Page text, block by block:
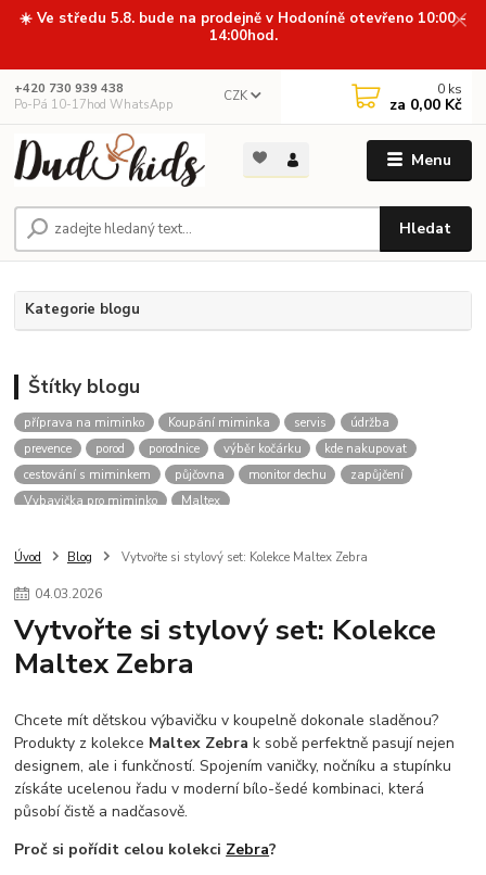
☀️ Ve středu 5.8. bude na prodejně v Hodoníně otevřeno 10:00 -
14:00hod.
Menu
CZK
Hledat
+420 730 939 438
Po-Pá 10-17hod WhatsApp
0 ks
za 0,00 Kč
Kategorie blogu
Štítky blogu
příprava na miminko Koupání miminka servis
údržba
prevence
porod porodnice výběr kočárku
kde nakupovat
cestování s miminkem
půjčovna monitor dechu
zapůjčení
Vybavička pro miminko
Maltex
Úvod Blog Vytvořte si stylový set: Kolekce Maltex Zebra
04.03.2026
Vytvořte si stylový set: Kolekce
Maltex Zebra
Chcete mít dětskou výbavičku v koupelně dokonale sladěnou?
Produkty z kolekce Maltex Zebra k sobě perfektně pasují nejen
designem, ale i funkčností. Spojením vaničky, nočníku a stupínku
získáte ucelenou řadu v moderní bílo-šedé kombinaci, která
působí čistě a nadčasově.
Proč si pořídit celou kolekci Zebra?